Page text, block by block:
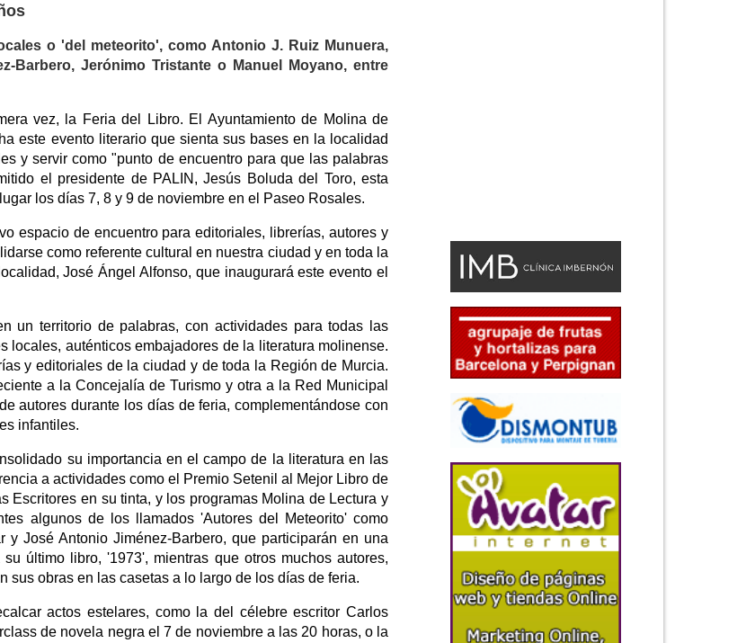
o 'del meteorito', como Antonio J. Ruiz Munuera,
Barbero, Jerónimo Tristante o Manuel Moyano, entre
vez, la Feria del Libro. El Ayuntamiento de Molina de
este evento literario que sienta sus bases en la localidad
y servir como "punto de encuentro para que las palabras
el presidente de PALIN, Jesús Boluda del Toro, esta
los días 7, 8 y 9 de noviembre en el Paseo Rosales.
espacio de encuentro para editoriales, librerías, autores y
como referente cultural en nuestra ciudad y en toda la
José Ángel Alfonso, que inaugurará este evento el
un territorio de palabras, con actividades para todas las
locales, auténticos embajadores de la literatura molinense.
y editoriales de la ciudad y de toda la Región de Murcia.
a la Concejalía de Turismo y otra a la Red Municipal
autores durante los días de feria, complementándose con
infantiles.
su importancia en el campo de la literatura en las
a actividades como el Premio Setenil al Mejor Libro de
Escritores en su tinta, y los programas Molina de Lectura y
algunos de los llamados 'Autores del Meteorito' como
José Antonio Jiménez-Barbero, que participarán en una
último libro, '1973', mientras que otros muchos autores,
sus obras en las casetas a lo largo de los días de feria.
actos estelares, como la del célebre escritor Carlos
de novela negra el 7 de noviembre a las 20 horas, o la